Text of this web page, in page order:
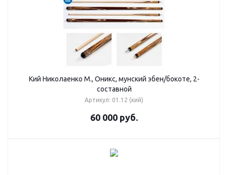
Кий Николаенко М., Оникс, мунский эбен/бокоте, 2-
составной
Артикул: 01.12 (кий)
60 000 руб.